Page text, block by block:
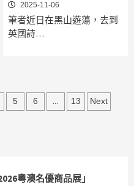
2025-11-06
筆者近日在黑山遊蕩，去到
英國詩…
5 6 ... 13 Next
粵澳名優商品展」